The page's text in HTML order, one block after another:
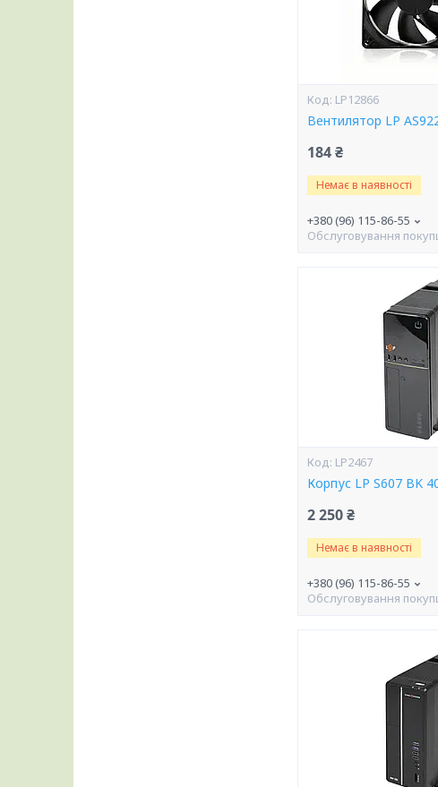
LP12866
Вентилятор LP
184 ₴
Немає в наявності
+380 (96) 115-86-55
Обслуговування
LP2467
Корпус LP S607 BK
2 250 ₴
Немає в наявності
+380 (96) 115-86-55
Обслуговування